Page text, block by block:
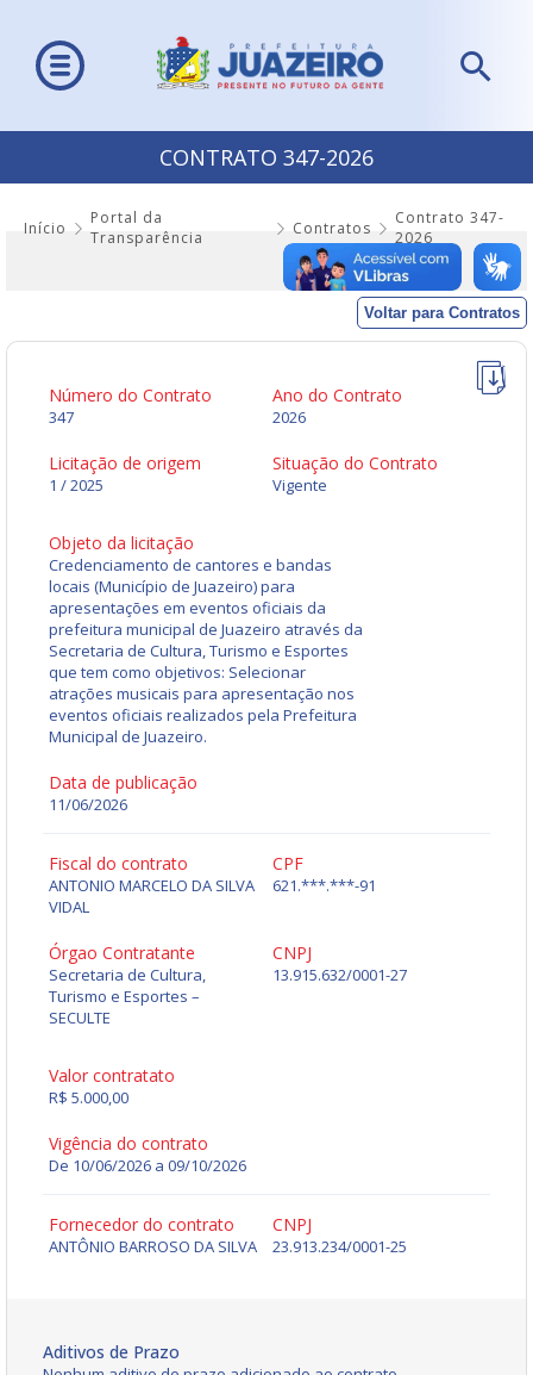
CONTRATO 347-2026
Início
Portal da
Transparência
Contratos
Contrato 347-
2026
Voltar para Contratos
Número do Contrato
347
Ano do Contrato
2026
Licitação de origem
1 / 2025
Situação do Contrato
Vigente
Objeto da licitação
Credenciamento de cantores e bandas
locais (Município de Juazeiro) para
apresentações em eventos oficiais da
prefeitura municipal de Juazeiro através da
Secretaria de Cultura, Turismo e Esportes
que tem como objetivos: Selecionar
atrações musicais para apresentação nos
eventos oficiais realizados pela Prefeitura
Municipal de Juazeiro.
Data de publicação
11/06/2026
Fiscal do contrato
ANTONIO MARCELO DA SILVA
VIDAL
CPF
621.***.***-91
Órgao Contratante
Secretaria de Cultura,
Turismo e Esportes –
SECULTE
CNPJ
13.915.632/0001-27
Valor contratato
R$ 5.000,00
Vigência do contrato
De 10/06/2026 a 09/10/2026
Fornecedor do contrato
ANTÔNIO BARROSO DA SILVA
CNPJ
23.913.234/0001-25
Aditivos de Prazo